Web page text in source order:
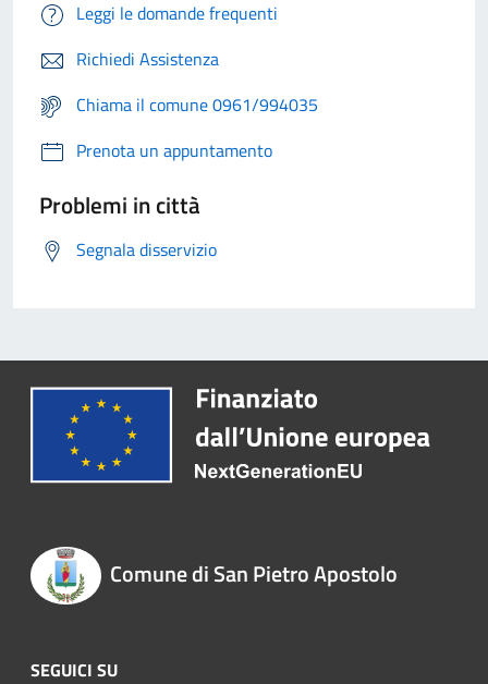
Leggi le domande frequenti
Richiedi Assistenza
Chiama il comune 0961/994035
Prenota un appuntamento
Problemi in città
Segnala disservizio
Comune di San Pietro Apostolo
SEGUICI SU